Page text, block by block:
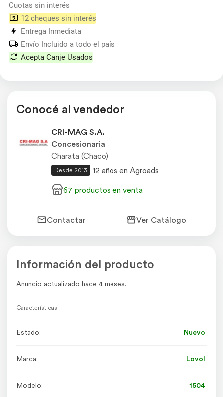
Cuotas sin interés
12 cheques sin interés
Entrega Inmediata
Envío Incluido a todo el país
Acepta Canje Usados
Conocé al vendedor
CRI-MAG S.A.
Concesionaria
Charata (Chaco)
Desde 2013
12 años en Agroads
67 productos en venta
Contactar Ver Catálogo
Información del producto
Anuncio actualizado hace 4 meses.
Características
Estado: Nuevo
Marca: Lovol
Modelo: 1504